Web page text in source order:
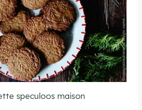
speculoos maison